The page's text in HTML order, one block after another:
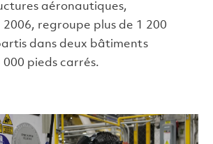
aéronautiques,
regroupe plus de 1 200
dans deux bâtiments
pieds carrés.